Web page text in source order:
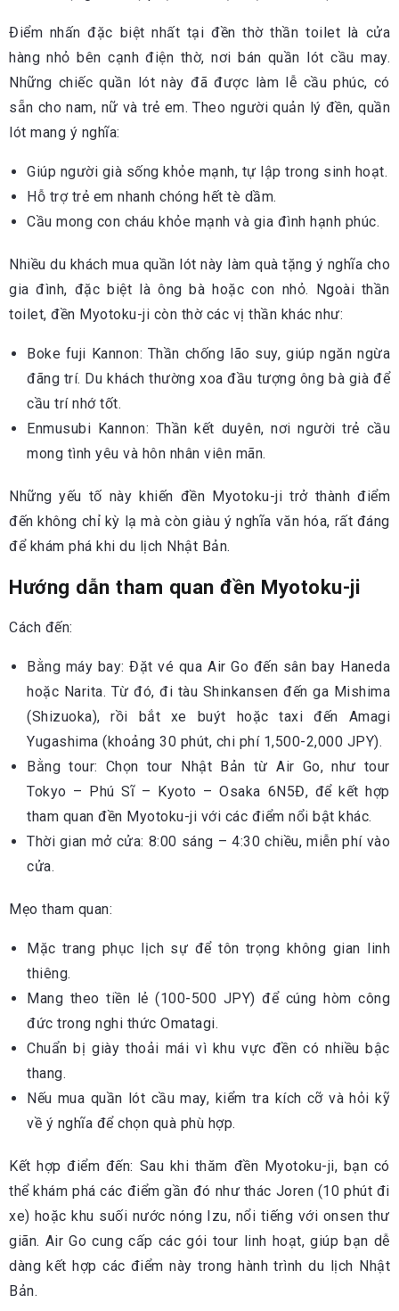
Điểm nhấn đặc biệt nhất tại đền thờ thần toilet là cửa
hàng nhỏ bên cạnh điện thờ, nơi bán quần lót cầu may.
Những chiếc quần lót này đã được làm lễ cầu phúc, có
sẵn cho nam, nữ và trẻ em. Theo người quản lý đền, quần
lót mang ý nghĩa:
Giúp người già sống khỏe mạnh, tự lập trong sinh hoạt.
Hỗ trợ trẻ em nhanh chóng hết tè dầm.
Cầu mong con cháu khỏe mạnh và gia đình hạnh phúc.
Nhiều du khách mua quần lót này làm quà tặng ý nghĩa cho
gia đình, đặc biệt là ông bà hoặc con nhỏ. Ngoài thần
toilet, đền Myotoku-ji còn thờ các vị thần khác như:
Boke fuji Kannon: Thần chống lão suy, giúp ngăn ngừa
đãng trí. Du khách thường xoa đầu tượng ông bà già để
cầu trí nhớ tốt.
Enmusubi Kannon: Thần kết duyên, nơi người trẻ cầu
mong tình yêu và hôn nhân viên mãn.
Những yếu tố này khiến đền Myotoku-ji trở thành điểm
đến không chỉ kỳ lạ mà còn giàu ý nghĩa văn hóa, rất đáng
để khám phá khi du lịch Nhật Bản.
Hướng dẫn tham quan đền Myotoku-ji
Cách đến:
Bằng máy bay: Đặt vé qua Air Go đến sân bay Haneda
hoặc Narita. Từ đó, đi tàu Shinkansen đến ga Mishima
(Shizuoka), rồi bắt xe buýt hoặc taxi đến Amagi
Yugashima (khoảng 30 phút, chi phí 1,500-2,000 JPY).
Bằng tour: Chọn tour Nhật Bản từ Air Go, như tour
Tokyo – Phú Sĩ – Kyoto – Osaka 6N5Đ, để kết hợp
tham quan đền Myotoku-ji với các điểm nổi bật khác.
Thời gian mở cửa: 8:00 sáng – 4:30 chiều, miễn phí vào
cửa.
Mẹo tham quan:
Mặc trang phục lịch sự để tôn trọng không gian linh
thiêng.
Mang theo tiền lẻ (100-500 JPY) để cúng hòm công
đức trong nghi thức Omatagi.
Chuẩn bị giày thoải mái vì khu vực đền có nhiều bậc
thang.
Nếu mua quần lót cầu may, kiểm tra kích cỡ và hỏi kỹ
về ý nghĩa để chọn quà phù hợp.
Kết hợp điểm đến: Sau khi thăm đền Myotoku-ji, bạn có
thể khám phá các điểm gần đó như thác Joren (10 phút đi
xe) hoặc khu suối nước nóng Izu, nổi tiếng với onsen thư
giãn. Air Go cung cấp các gói tour linh hoạt, giúp bạn dễ
dàng kết hợp các điểm này trong hành trình du lịch Nhật
Bản.